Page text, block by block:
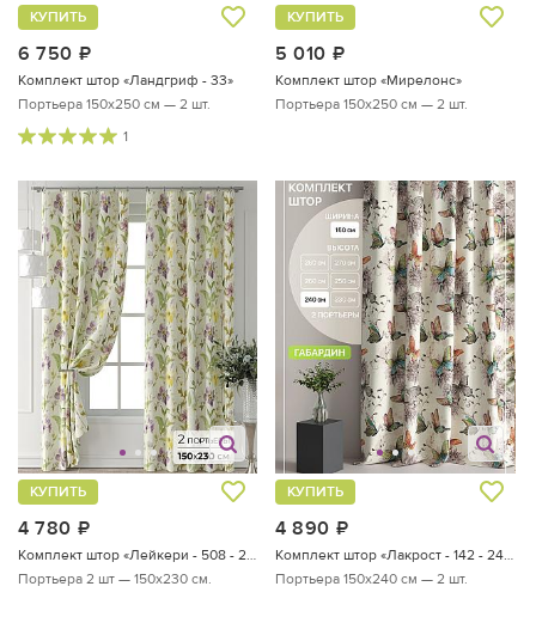
6 750
КУПИТЬ
Комплект штор «Ландгриф - 33»
Портьера 150х250 см — 2 шт.
1
5 010
КУПИТЬ
Комплект штор «Мирелонс»
Портьера 150х250 см — 2 шт.
4 780
КУПИТЬ
Комплект штор «Лейкери - 508 - 230 см»
Портьера 2 шт — 150х230 см.
4 890
КУПИТЬ
Комплект штор «Лакрост - 142 - 240 см»
Портьера 150х240 см — 2 шт.